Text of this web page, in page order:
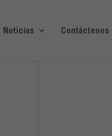
Noticias Contáctenos